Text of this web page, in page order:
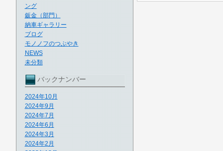
ング
鈑金（部門）
納車ギャラリー
ブログ
モノノフのつぶやき
NEWS
未分類
バックナンバー
2024年10月
2024年9月
2024年7月
2024年6月
2024年3月
2024年2月